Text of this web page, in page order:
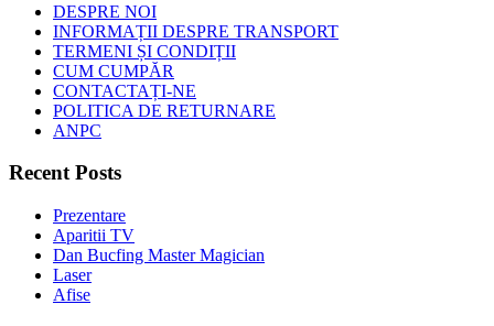
DESPRE NOI
INFORMAȚII DESPRE TRANSPORT
TERMENI ȘI CONDIȚII
CUM CUMPĂR
CONTACTAȚI-NE
POLITICA DE RETURNARE
ANPC
Recent Posts
Prezentare
Aparitii TV
Dan Bucfing Master Magician
Laser
Afise